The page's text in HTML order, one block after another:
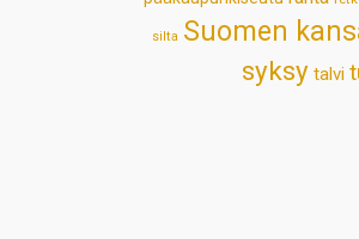
silta Suomen
syksy talvi